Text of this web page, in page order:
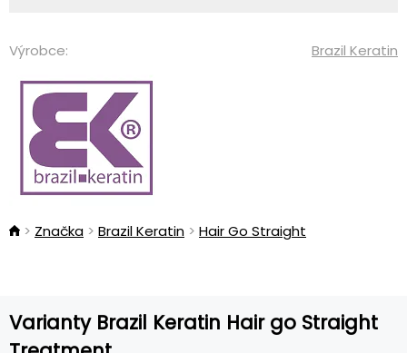
Výrobce: Brazil Keratin
Značka Brazil Keratin Hair Go Straight
Varianty Brazil Keratin Hair go Straight